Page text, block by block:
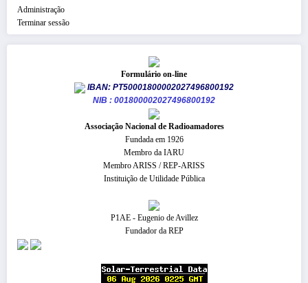
Administração
Terminar sessão
Formulário on-line
IBAN: PT50001800002027496800192
NIB : 001800002027496800192
​Associação Nacional de Radioamadores
Fundada em 1926
Membro da IARU
Membro ARISS / REP-ARISS
Instituição de Utilidade Pública
P1AE - Eugenio de Avillez
Fundador da REP